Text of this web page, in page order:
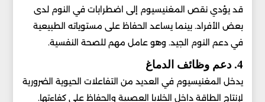
قد يؤدي نقص المغنيسيوم إلى اضطرابات في النوم لدى
بعض الأفراد. بينما يساعد الحفاظ على مستوياته الطبيعية
في دعم النوم الجيد. وهو عامل مهم للصحة النفسية.
4. دعم وظائف الدماغ
يدخل المغنيسيوم في العديد من التفاعلات الحيوية الضرورية
لإنتاج الطاقة داخل الخلايا العصبية والحفاظ على كفاءتها.